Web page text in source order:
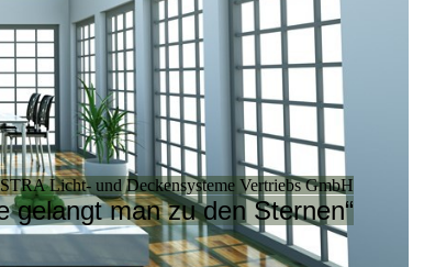
Licht- und Deckensysteme Vertriebs GmbH
gelangt man zu den Sternen“